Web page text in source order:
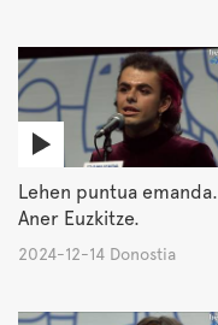
Lehen puntua emanda.
Aner Euzkitze.
2024-12-14 Donostia